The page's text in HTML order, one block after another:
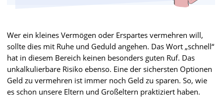
Wer ein kleines Vermögen oder Erspartes vermehren will,
sollte dies mit Ruhe und Geduld angehen. Das Wort „schnell“
hat in diesem Bereich keinen besonders guten Ruf. Das
unkalkulierbare Risiko ebenso. Eine der sichersten Optionen
Geld zu vermehren ist immer noch Geld zu sparen. So, wie
es schon unsere Eltern und Großeltern praktiziert haben.